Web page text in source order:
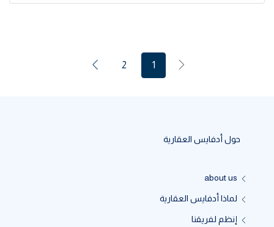
1
2
حول أدفايس العقارية
about us
لماذا أدفايس العقارية
إنظم لفريقنا